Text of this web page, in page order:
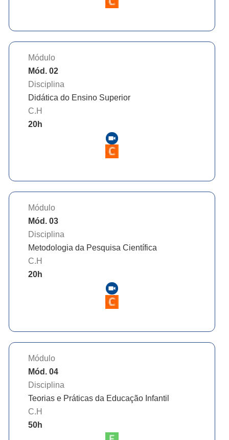
Módulo
Mód. 02
Disciplina
Didática do Ensino Superior
C.H
20h
Módulo
Mód. 03
Disciplina
Metodologia da Pesquisa Científica
C.H
20h
Módulo
Mód. 04
Disciplina
Teorias e Práticas da Educação Infantil
C.H
50h